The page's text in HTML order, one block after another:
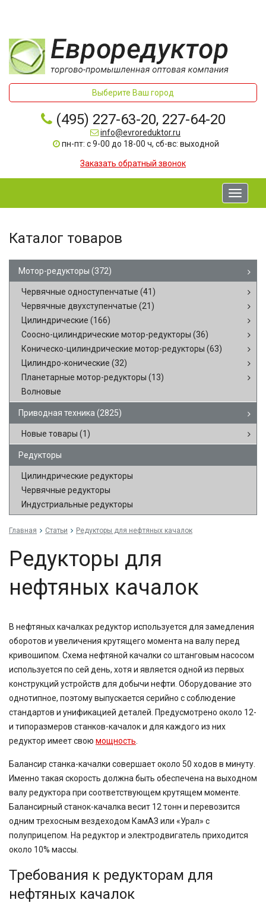
Выберите Ваш город
(495) 227-63-20, 227-64-20
info@evroreduktor.ru
пн-пт: с 9-00 до 18-00 ч, сб-вс: выходной
Заказать обратный звонок
Toggle
Каталог товаров
Мотор-редукторы (372)
Червячные одноступенчатые (41)
Червячные двухступенчатые (21)
Цилиндрические (166)
Соосно-цилиндрические мотор-редукторы (36)
Коническо-цилиндрические мотор-редукторы (63)
Цилиндро-конические (32)
Планетарные мотор-редукторы (13)
Волновые
Приводная техника (2825)
Новые товары (1)
Редукторы
Цилиндрические редукторы
Червячные редукторы
Индустриальные редукторы
Главная Статьи Редукторы для нефтяных качалок
Редукторы для
нефтяных качалок
В нефтяных качалках редуктор используется для замедления
оборотов и увеличения крутящего момента на валу перед
кривошипом. Схема нефтяной качалки со штанговым насосом
используется по сей день, хотя и является одной из первых
конструкций устройств для добычи нефти. Оборудование это
однотипное, поэтому выпускается серийно с соблюдение
стандартов и унификацией деталей. Предусмотрено около 12-
и типоразмеров станков-качалок и для каждого из них
редуктор имеет свою мощность
Балансир станка-качалки совершает около 50 ходов в минуту.
Именно такая скорость должна быть обеспечена на выходном
валу редуктора при соответствующем крутящем моменте.
Балансирный станок-качалка весит 12 тонн и перевозится
одним трехосным вездеходом КамАЗ или «Урал» с
полуприцепом. На редуктор и электродвигатель приходится
около 10% массы.
Требования к редукторам для
нефтяных качалок